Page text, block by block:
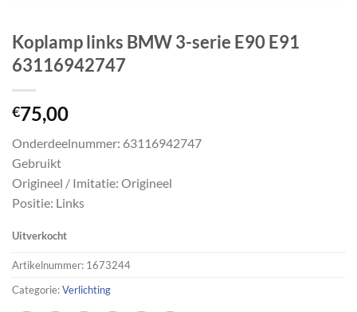
Koplamp links BMW 3-serie E90 E91
63116942747
€75,00
Onderdeelnummer: 63116942747
Gebruikt
Origineel / Imitatie: Origineel
Positie: Links
Uitverkocht
Artikelnummer: 1673244
Categorie:Verlichting